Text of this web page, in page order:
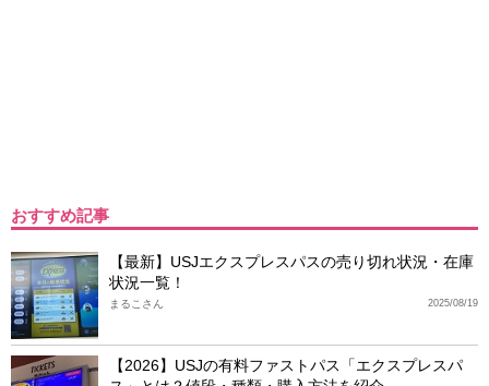
おすすめ記事
【最新】USJエクスプレスパスの売り切れ状況・在庫
状況一覧！
2025/08/19
まるこさん
【2026】USJの有料ファストパス「エクスプレスパ